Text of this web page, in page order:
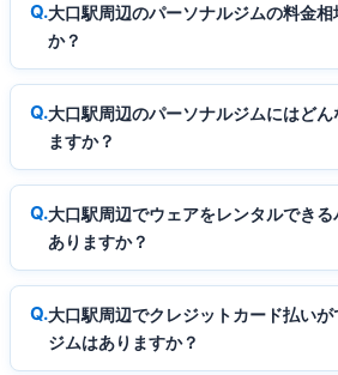
大口駅周辺のパーソナルジムの料金
か？
大口駅周辺のパーソナルジムにはど
ますか？
大口駅周辺でウェアをレンタルでき
ありますか？
大口駅周辺でクレジットカード払い
ジムはありますか？